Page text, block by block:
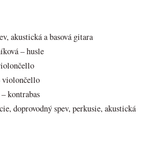
akustická a basová gitara
– husle
violončello
kontrabas
doprovodný spev, perkusie, akustická